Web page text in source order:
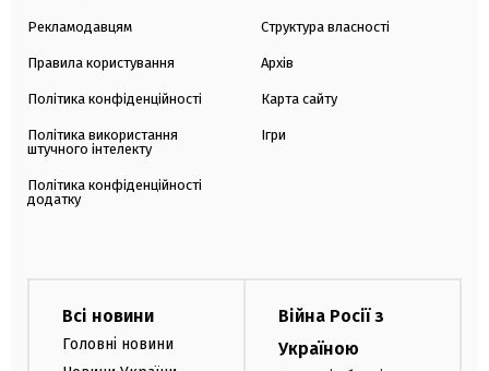
Рекламодавцям
Правила користування
Політика конфіденційності
Політика використання
штучного інтелекту
Політика конфіденційності
додатку
Структура власності
Архів
Карта сайту
Ігри
Всі новини
Головні новини
Війна Росії з
Україною